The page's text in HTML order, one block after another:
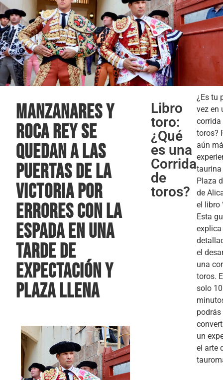
Manzanares y
Roca Rey se
quedan a las
puertas de la
victoria por
errores con la
espada en una
tarde de
expectación y
plaza llena
Libro
toro:
¿Qué
es una
Corrida
de
toros?
¿Es tu
vez en
corrida
toros?
aún
taurina
Plaza
de
el libro
Esta
explica
el
una
toros.
solo 10
podrás
un
el arte